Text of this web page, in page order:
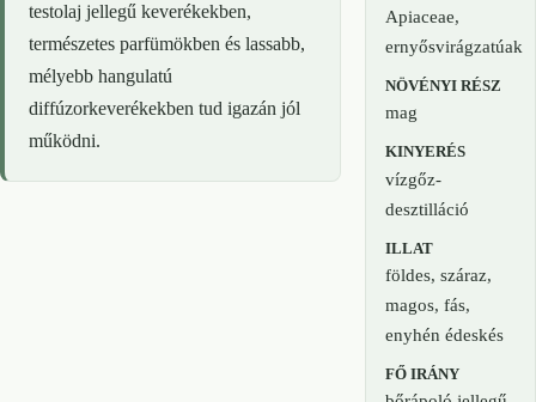
testolaj jellegű keverékekben,
természetes parfümökben és lassabb,
mélyebb hangulatú
diffúzorkeverékekben tud igazán jól
működni.
Apiaceae,
ernyősvirágzatúak
NÖVÉNYI RÉSZ
mag
KINYERÉS
vízgőz-
desztilláció
ILLAT
földes, száraz,
magos, fás,
enyhén édeskés
FŐ IRÁNY